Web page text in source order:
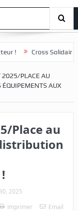
de Lébamba/
2025/PLACE AU
AUX
Place au
2025
Imprimer
Email